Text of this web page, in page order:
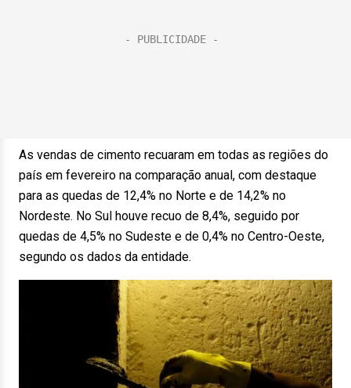
As vendas de cimento recuaram em todas as regiões do
país em fevereiro na comparação anual, com destaque
para as quedas de 12,4% no Norte e de 14,2% no
Nordeste. No Sul houve recuo de 8,4%, seguido por
quedas de 4,5% no Sudeste e de 0,4% no Centro-Oeste,
segundo os dados da entidade.